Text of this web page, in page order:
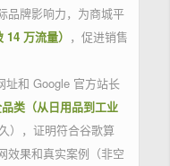
品牌影响力，为商城平
万流量） ，促进销售
址和 Google 官方站长
类（从日用品到工业
），证明符合谷歌算
效果和真实案例（非空